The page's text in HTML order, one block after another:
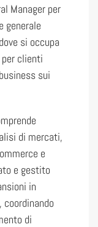
Manager per
generale
si occupa
clienti
sui
di mercati,
e
e gestito
in
coordinando
di